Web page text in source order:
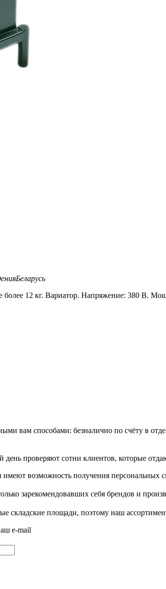
Беларусь
более 12 кг. Вариатор. Напряжение: 380 В.
вам способами: безналично по счёту в
проверяют сотни клиентов, которые
возможность получения персональных
зарекомендовавших себя брендов и
складские площади, поэтому наш
e-mail